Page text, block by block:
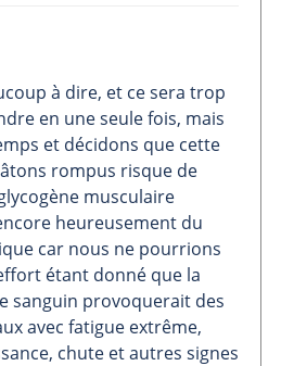
à dire, et ce sera trop
en une seule fois, mais
et décidons que cette
rompus risque de
musculaire
heureusement du
car nous ne pourrions
étant donné que la
sanguin provoquerait des
avec fatigue extrême,
chute et autres signes